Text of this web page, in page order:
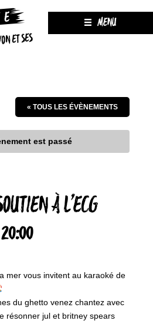
ET SES
MENU
« TOUS LES ÉVÈNEMENTS
est passé
À L’ECG
20:00
mer vous invitent au karaoké de
du ghetto venez chantez avec
résonner jul et britney spears